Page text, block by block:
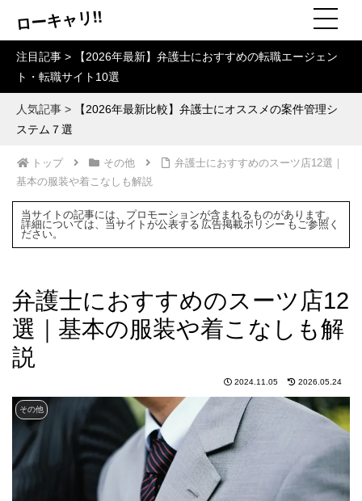
ローキャリ!!
注目記事 >
【2026年最新】弁護士におすすめの転職エージェン
ト・転職サイト10選
人気記事 >
【2026年最新比較】弁護士にオススメの案件管理シ
ステム７選
トップ その他
弁護士におすすめのスーツ店12選｜
基本の服装や着こなしも解説
当サイトの記事には、プロモーションが含まれるものがあります。
詳細については、当サイトが公表する 広告掲載ポリシー もご参照く
ださい。
弁護士におすすめのスーツ店12
選｜基本の服装や着こなしも解
説
2024.11.05 2026.05.24
その他